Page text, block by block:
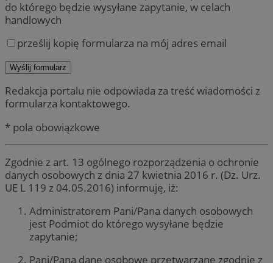
do którego będzie wysyłane zapytanie, w celach
handlowych
prześlij kopię formularza na mój adres email
Redakcja portalu nie odpowiada za treść wiadomości z
formularza kontaktowego.
* pola obowiązkowe
Zgodnie z art. 13 ogólnego rozporządzenia o ochronie
danych osobowych z dnia 27 kwietnia 2016 r. (Dz. Urz.
UE L 119 z 04.05.2016) informuję, iż:
Administratorem Pani/Pana danych osobowych
jest Podmiot do którego wysyłane będzie
zapytanie;
Pani/Pana dane osobowe przetwarzane zgodnie z